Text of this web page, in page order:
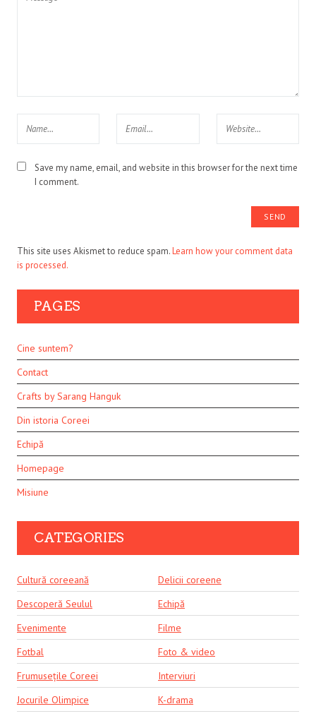
Save my name, email, and website in this browser for the next time
I comment.
This site uses Akismet to reduce spam.Learn how your comment data
is processed.
PAGES
Cine suntem?
Contact
Crafts by Sarang Hanguk
Din istoria Coreei
Echipă
Homepage
Misiune
CATEGORIES
Cultură coreeană
Delicii coreene
Descoperă Seulul
Echipă
Evenimente
Filme
Fotbal
Foto & video
Frumusețile Coreei
Interviuri
Jocurile Olimpice
K-drama